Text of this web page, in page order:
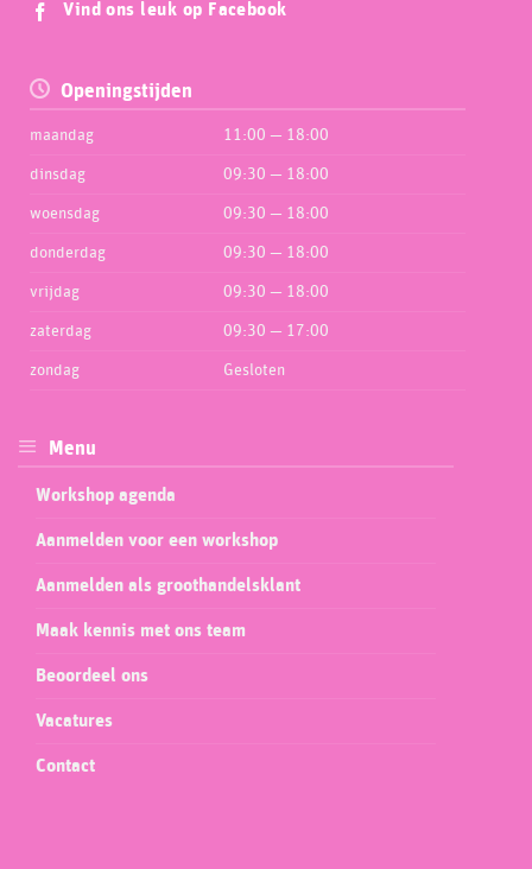
Vind ons leuk op Facebook
Openingstijden
maandag 11:00 — 18:00
dinsdag 09:30 — 18:00
woensdag 09:30 — 18:00
donderdag 09:30 — 18:00
vrijdag 09:30 — 18:00
zaterdag 09:30 — 17:00
zondag Gesloten
Menu
Workshop agenda
Aanmelden voor een workshop
Aanmelden als groothandelsklant
Maak kennis met ons team
Beoordeel ons
Vacatures
Contact